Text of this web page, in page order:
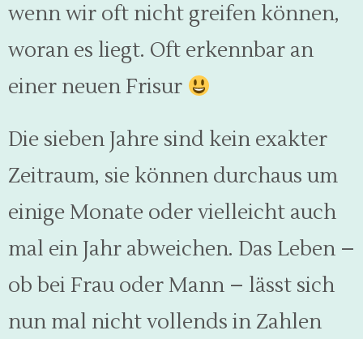
wenn wir oft nicht greifen können,
woran es liegt. Oft erkennbar an
einer neuen Frisur
Die sieben Jahre sind kein exakter
Zeitraum, sie können durchaus um
einige Monate oder vielleicht auch
mal ein Jahr abweichen. Das Leben –
ob bei Frau oder Mann – lässt sich
nun mal nicht vollends in Zahlen